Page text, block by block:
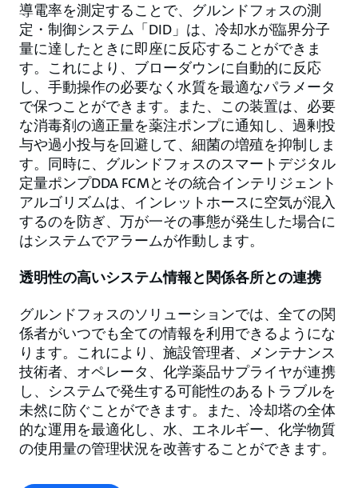
導電率を測定することで、グルンドフォスの測
定・制御システム「DID」は、冷却水が臨界分子
量に達したときに即座に反応することができま
す。これにより、ブローダウンに自動的に反応
し、手動操作の必要なく水質を最適なパラメータ
で保つことができます。また、この装置は、必要
な消毒剤の適正量を薬注ポンプに通知し、過剰投
与や過小投与を回避して、細菌の増殖を抑制しま
す。同時に、グルンドフォスのスマートデジタル
定量ポンプDDA FCMとその統合インテリジェント
アルゴリズムは、インレットホースに空気が混入
するのを防ぎ、万が一その事態が発生した場合に
はシステムでアラームが作動します。
透明性の高いシステム情報と関係各所との連携
グルンドフォスのソリューションでは、全ての関
係者がいつでも全ての情報を利用できるようにな
ります。これにより、施設管理者、メンテナンス
技術者、オペレータ、化学薬品サプライヤが連携
し、システムで発生する可能性のあるトラブルを
未然に防ぐことができます。また、冷却塔の全体
的な運用を最適化し、水、エネルギー、化学物質
の使用量の管理状況を改善することができます。